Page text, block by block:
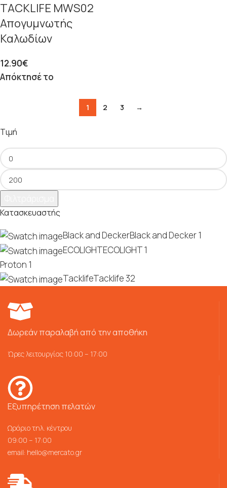
Τιμή
Κατασκευαστής
Black and DeckerBlack and Decker1
ECOLIGHTECOLIGHT1
Proton 1
TacklifeTacklife32
TACKLIFE MWS02
Απογυμνωτής
Καλωδίων
12.90€
Απόκτησέ το
1 2 3 →
Δωρεάν παραλαβή από την αποθήκη
Ώρες λειτουργίας 10:00 – 17:00
Εξυπηρέτηση πελατών
Ωράριο τηλ. κέντρου
09:00 – 17:00
email: hello@mercato.gr